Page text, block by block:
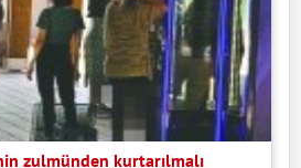
zulmünden kurtarılmalı